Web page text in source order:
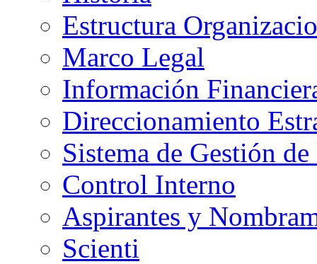
Estructura
Marco Legal
Información
Direccionamiento
Sistema de Gestión
Control Interno
Aspirantes y
Scienti